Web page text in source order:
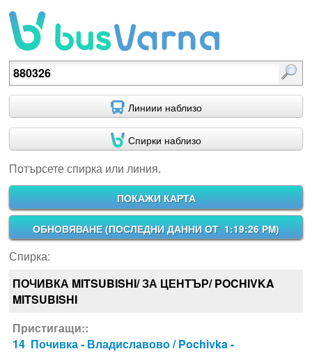
Потърсете спирка или линия.
Линиии наблизо
Спирки наблизо
Потърсете спирка или линия.
ПОКАЖИ КАРТА
ОБНОВЯВАНЕ (ПОСЛЕДНИ ДАННИ ОТ 1:19:26 PM)
Спирка:
ПОЧИВКА MITSUBISHI/ ЗА ЦЕНТЪР/ POCHIVKA
MITSUBISHI
Пристигащи::
14 Почивка - Владиславово / Pochivka -